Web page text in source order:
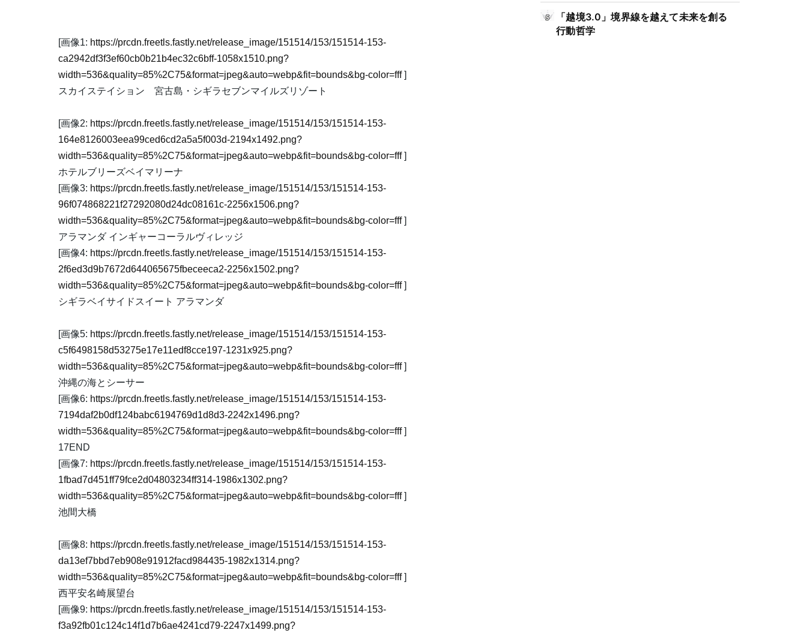
[画像1: https://prcdn.freetls.fastly.net/release_image/151514/153/151514-153-
ca2942df3f3ef60cb0b21b4ec32c6bff-1058x1510.png?
width=536&quality=85%2C75&format=jpeg&auto=webp&fit=bounds&bg-color=fff]
スカイステイション 宮古島・シギラセブンマイルズリゾート
[画像2: https://prcdn.freetls.fastly.net/release_image/151514/153/151514-153-
164e8126003eea99ced6cd2a5a5f003d-2194x1492.png?
width=536&quality=85%2C75&format=jpeg&auto=webp&fit=bounds&bg-color=fff]
ホテルブリーズベイマリーナ
[画像3: https://prcdn.freetls.fastly.net/release_image/151514/153/151514-153-
96f074868221f27292080d24dc08161c-2256x1506.png?
width=536&quality=85%2C75&format=jpeg&auto=webp&fit=bounds&bg-color=fff]
アラマンダ インギャーコーラルヴィレッジ
[画像4: https://prcdn.freetls.fastly.net/release_image/151514/153/151514-153-
2f6ed3d9b7672d644065675fbeceeca2-2256x1502.png?
width=536&quality=85%2C75&format=jpeg&auto=webp&fit=bounds&bg-color=fff]
シギラベイサイドスイート アラマンダ
[画像5: https://prcdn.freetls.fastly.net/release_image/151514/153/151514-153-
c5f6498158d53275e17e11edf8cce197-1231x925.png?
width=536&quality=85%2C75&format=jpeg&auto=webp&fit=bounds&bg-color=fff]
沖縄の海とシーサー
[画像6: https://prcdn.freetls.fastly.net/release_image/151514/153/151514-153-
7194daf2b0df124babc6194769d1d8d3-2242x1496.png?
width=536&quality=85%2C75&format=jpeg&auto=webp&fit=bounds&bg-color=fff]
17END
[画像7: https://prcdn.freetls.fastly.net/release_image/151514/153/151514-153-
1fbad7d451ff79fce2d04803234ff314-1986x1302.png?
width=536&quality=85%2C75&format=jpeg&auto=webp&fit=bounds&bg-color=fff]
池間大橋
[画像8: https://prcdn.freetls.fastly.net/release_image/151514/153/151514-153-
da13ef7bbd7eb908e91912facd984435-1982x1314.png?
width=536&quality=85%2C75&format=jpeg&auto=webp&fit=bounds&bg-color=fff]
西平安名崎展望台
[画像9: https://prcdn.freetls.fastly.net/release_image/151514/153/151514-153-
f3a92fb01c124c14f1d7b6ae4241cd79-2247x1499.png?
「越境3.0」境界線を越えて未来を創る
行動哲学